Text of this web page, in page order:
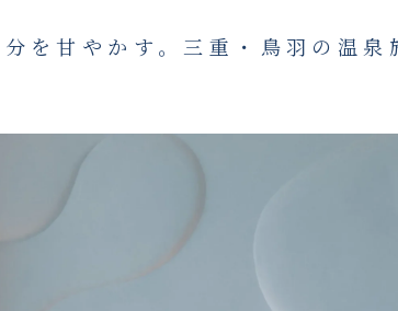
を甘やかす。三重・鳥羽の温泉